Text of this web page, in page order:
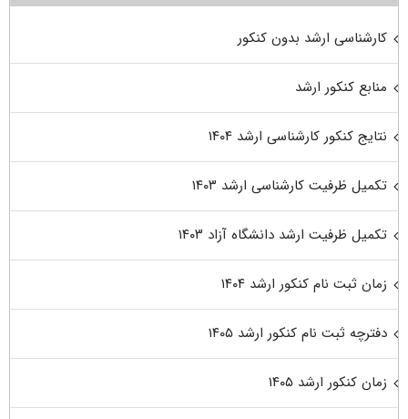
کارشناسی ارشد بدون کنکور
منابع کنکور ارشد
نتایج کنکور کارشناسی ارشد ۱۴۰۴
تکمیل ظرفیت کارشناسی ارشد ۱۴۰۳
تکمیل ظرفیت ارشد دانشگاه آزاد ۱۴۰۳
زمان ثبت نام کنکور ارشد ۱۴۰۴
دفترچه ثبت نام کنکور ارشد ۱۴۰۵
زمان کنکور ارشد ۱۴۰۵